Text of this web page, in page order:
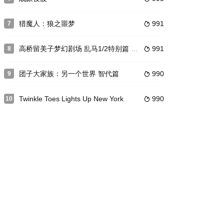
主
经历考验、考验和精神战，才能最终向他揭
7  991
猎魔人：狼之噩梦
8  991
高桥留美子梦幻剧场 乱马1/2特别篇 恶梦!春眠香
9  990
团子大家族：另一个世界 智代篇
10  990
Twinkle Toes Lights Up New York